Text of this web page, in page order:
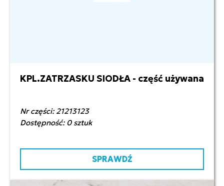
1,00 zł netto
KPL.ZATRZASKU SIODŁA - część używana
Nr części: 21213123
Dostępność: 0 sztuk
SPRAWDŹ